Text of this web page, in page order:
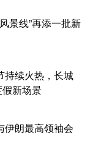
景线”再添一批新
持续火热，长城
新场景
伊朗最高领袖会